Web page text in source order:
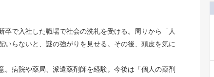
卒で入社した職場で社会の洗礼を受ける。周りから「人
いらないと、謎の強がりを見せる。その後、頭皮を気に
。病院や薬局、派遣薬剤師を経験。今後は「個人の薬剤